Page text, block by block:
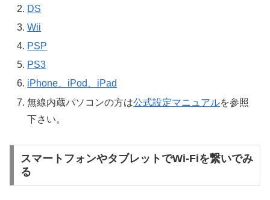
DS
Wii
PSP
PS3
iPhone、iPod、iPad
無線内蔵パソコンの方は公式設定マニュアルを参照
下さい。
スマートフォンやタブレットでWi-Fiを繋いでみ
る